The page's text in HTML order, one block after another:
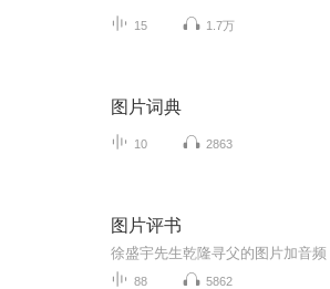
15 1.7万
图片词典
10 2863
图片评书
徐盛宇先生乾隆寻父的图片加音频
88 5862